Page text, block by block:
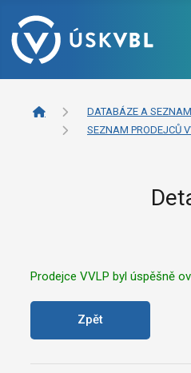
DATABÁZE A
SEZNAM PRODEJCŮ
Prodejce VVLP byl úspěšně
Zpět